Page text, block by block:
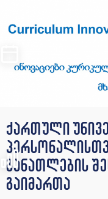
ქართული
განათლების
გაიმართა